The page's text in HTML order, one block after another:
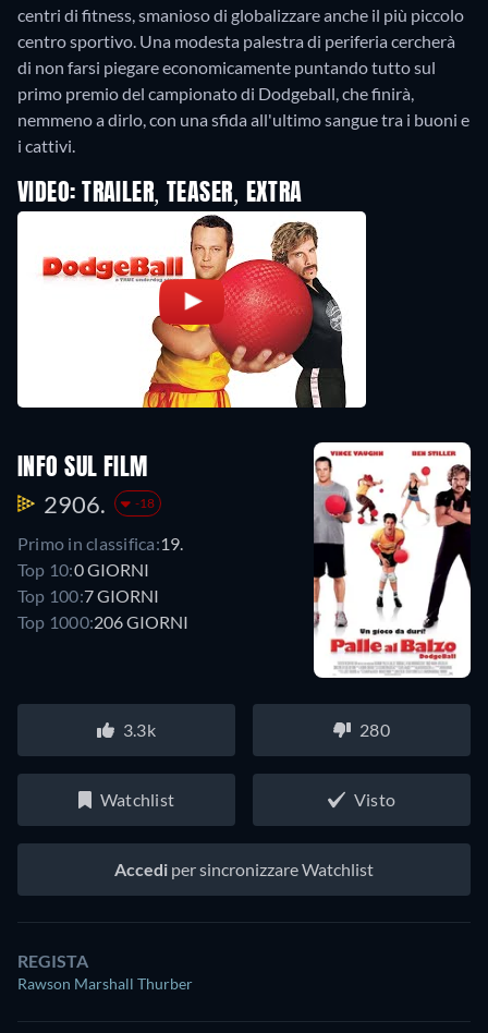
centri di fitness, smanioso di globalizzare anche il più piccolo
centro sportivo. Una modesta palestra di periferia cercherà
di non farsi piegare economicamente puntando tutto sul
primo premio del campionato di Dodgeball, che finirà,
nemmeno a dirlo, con una sfida all'ultimo sangue tra i buoni e
i cattivi.
VIDEO: TRAILER, TEASER, EXTRA
INFO SUL FILM
2906. -18
Primo in classifica:19.
Top 10:0 GIORNI
Top 100:7 GIORNI
Top 1000:206 GIORNI
3.3k 280
Watchlist Visto
Accedi per sincronizzare Watchlist
REGISTA
Rawson Marshall Thurber